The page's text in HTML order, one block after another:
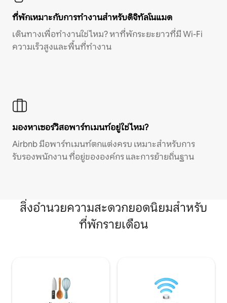
ที่พักเหมาะกับการทำงานสำหรับดิจิทัลโนแมด
เดินทางเพื่อทำงานใช่ไหม? หาที่พักระยะยาวที่มี Wi-Fi
ความเร็วสูงและพื้นที่ทำงาน
มองหาเซอร์วิสอพาร์ทเมนท์อยู่ใช่ไหม?
Airbnb มีอพาร์ทเมนท์ตกแต่งครบ เหมาะสำหรับการ
รับรองพนักงาน ที่อยู่ขององค์กร และการย้ายถิ่นฐาน
สิ่งอำนวยความสะดวกยอดนิยมสำหรับ
ที่พักรายเดือน